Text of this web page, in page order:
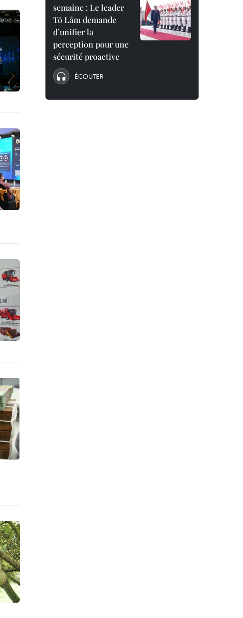
semaine : Le leader
Tô Lâm demande
d’unifier la
perception pour une
sécurité proactive
ÉCOUTER